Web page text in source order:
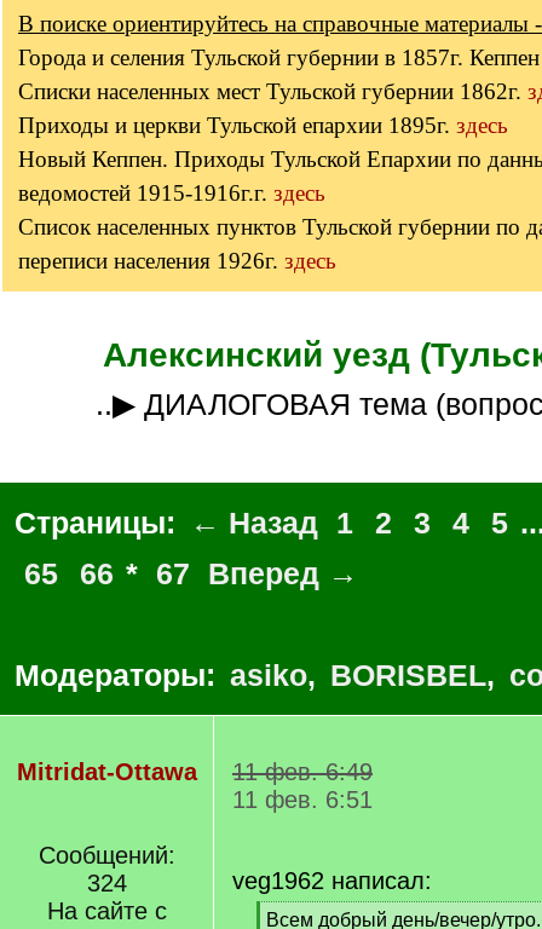
В поиске ориентируйтесь на справочные материалы -
Города и селения Тульской губернии в 1857г.
Списки населенных мест Тульской губернии 1862г.
Приходы и церкви Тульской епархии 1895г. здесь
Новый Кеппен. Приходы Тульской Епархии по
ведомостей 1915-1916г.г. здесь
Список населенных пунктов Тульской губернии по
переписи населения 1926г. здесь
Алексинский уезд
..▶ ДИАЛОГОВАЯ тема
Страницы: ← Назад 1 2 3 4 5
65
66 * 67 Вперед →
Модераторы: asiko, BORISBEL,
Mitridat-Ottawa
Сообщений:
324
На сайте с
11 фев. 6:49
11 фев. 6:51
veg1962 написал:
[Всем добрый день/вечер/